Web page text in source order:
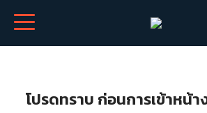
โปรดทราบ ก่อนการเข้าหน้